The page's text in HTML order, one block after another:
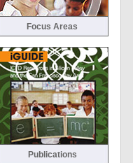
Focus Areas
Publications